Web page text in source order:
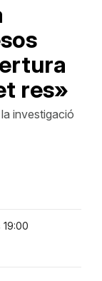
res»
investigació